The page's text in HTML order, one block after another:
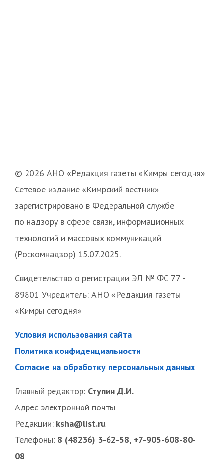
© 2026 АНО «Редакция газеты «Кимры сегодня»
Сетевое издание «Кимрский вестник»
зарегистрировано в Федеральной службе
по надзору в сфере связи, информационных
технологий и массовых коммуникаций
(Роскомнадзор) 15.07.2025.
Свидетельство о регистрации ЭЛ № ФС 77 -
89801 Учредитель: АНО «Редакция газеты
«Кимры сегодня»
Условия использования сайта
Политика конфиденциальности
Согласие на обработку персональных данных
Главный редактор: Ступин Д.И.
Адрес электронной почты
Редакции: ksha@list.ru
Телефоны: 8 (48236) 3-62-58, +7-905-608-80-
08